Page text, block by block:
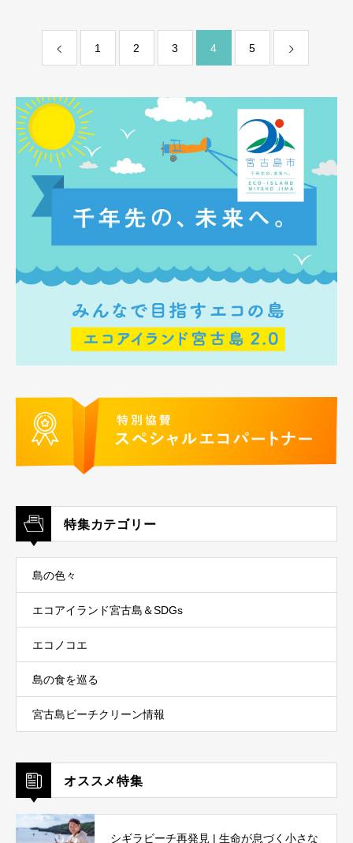
1 2 3 4 5
特集カテゴリー
島の色々
エコアイランド宮古島＆SDGs
エコノコエ
島の食を巡る
宮古島ビーチクリーン情報
オススメ特集
シギラビーチ再発見 | 生命が息づく小さな